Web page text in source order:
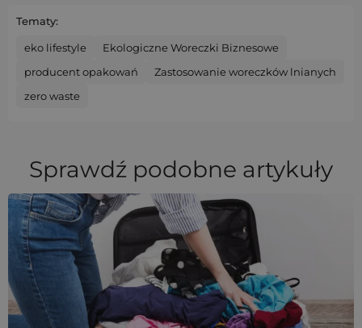
Tematy:
eko lifestyle
Ekologiczne Woreczki Biznesowe
producent opakowań
Zastosowanie woreczków lnianych
zero waste
Sprawdź podobne artykuły